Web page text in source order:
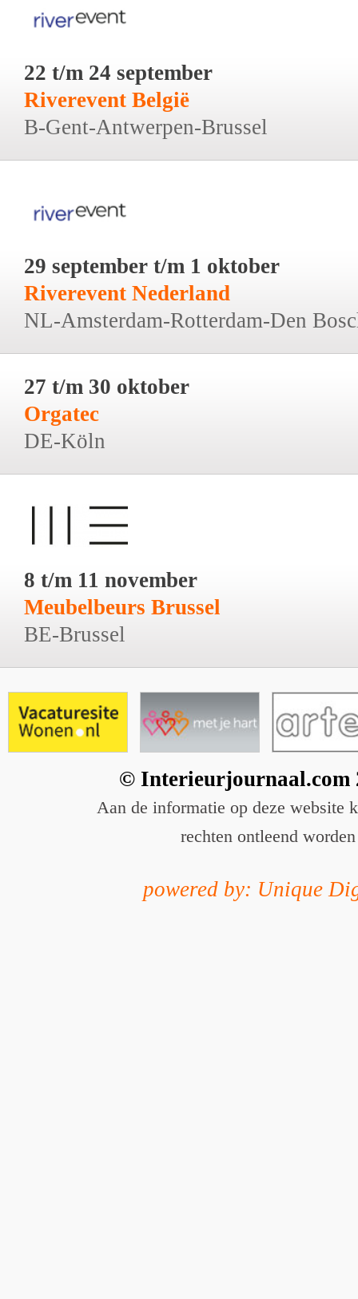
22 t/m 24 september
Riverevent België
B-Gent-Antwerpen-Brussel
29 september t/m 1 oktober
Riverevent Nederland
NL-Amsterdam-Rotterdam-Den
27 t/m 30 oktober
Orgatec
DE-Köln
8 t/m 11 november
Meubelbeurs Brussel
BE-Brussel
© Interieurjournaal.com
Aan de informatie op deze website
rechten ontleend worden
powered by: Unique